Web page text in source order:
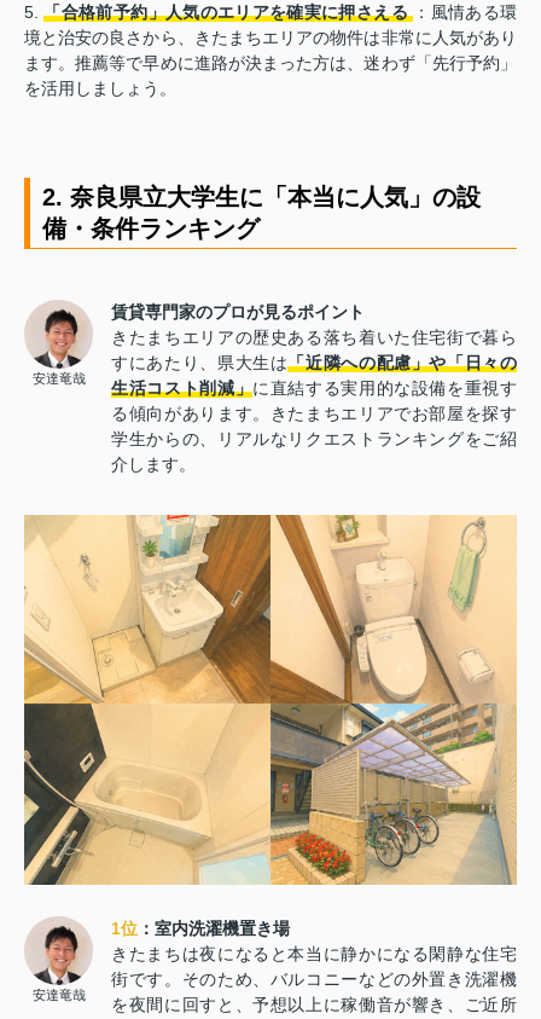
5.「合格前予約」人気のエリアを確実に押さえる ：風情ある環
境と治安の良さから、きたまちエリアの物件は非常に人気があり
ます。推薦等で早めに進路が決まった方は、迷わず「先行予約」
を活用しましょう。
2. 奈良県立大学生に「本当に人気」の設
備・条件ランキング
安達竜哉
賃貸専門家のプロが見るポイント
きたまちエリアの歴史ある落ち着いた住宅街で暮ら
すにあたり、県大生は「近隣への配慮」や「日々の
生活コスト削減」に直結する実用的な設備を重視す
る傾向があります。きたまちエリアでお部屋を探す
学生からの、リアルなリクエストランキングをご紹
介します。
安達竜哉
1位 ：室内洗濯機置き場
きたまちは夜になると本当に静かになる閑静な住宅
街です。そのため、バルコニーなどの外置き洗濯機
を夜間に回すと、予想以上に稼働音が響き、ご近所